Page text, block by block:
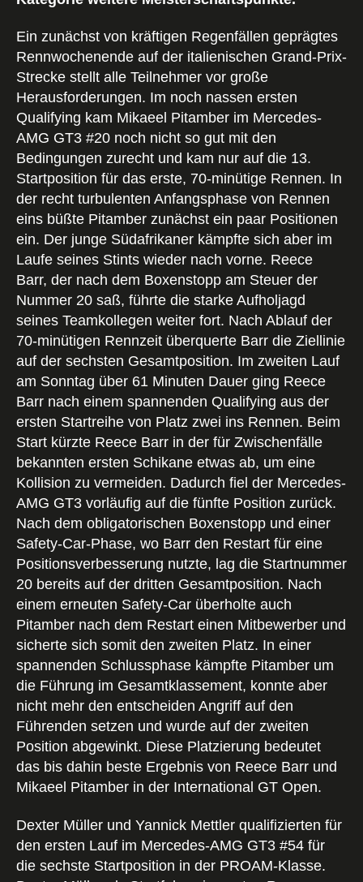
Ein zunächst von kräftigen Regenfällen geprägtes
Rennwochenende auf der italienischen Grand-Prix-
Strecke stellt alle Teilnehmer vor große
Herausforderungen. Im noch nassen ersten
Qualifying kam Mikaeel Pitamber im Mercedes-
AMG GT3 #20 noch nicht so gut mit den
Bedingungen zurecht und kam nur auf die 13.
Startposition für das erste, 70-minütige Rennen. In
der recht turbulenten Anfangsphase von Rennen
eins büßte Pitamber zunächst ein paar Positionen
ein. Der junge Südafrikaner kämpfte sich aber im
Laufe seines Stints wieder nach vorne. Reece
Barr, der nach dem Boxenstopp am Steuer der
Nummer 20 saß, führte die starke Aufholjagd
seines Teamkollegen weiter fort. Nach Ablauf der
70-minütigen Rennzeit überquerte Barr die Ziellinie
auf der sechsten Gesamtposition. Im zweiten Lauf
am Sonntag über 61 Minuten Dauer ging Reece
Barr nach einem spannenden Qualifying aus der
ersten Startreihe von Platz zwei ins Rennen. Beim
Start kürzte Reece Barr in der für Zwischenfälle
bekannten ersten Schikane etwas ab, um eine
Kollision zu vermeiden. Dadurch fiel der Mercedes-
AMG GT3 vorläufig auf die fünfte Position zurück.
Nach dem obligatorischen Boxenstopp und einer
Safety-Car-Phase, wo Barr den Restart für eine
Positionsverbesserung nutzte, lag die Startnummer
20 bereits auf der dritten Gesamtposition. Nach
einem erneuten Safety-Car überholte auch
Pitamber nach dem Restart einen Mitbewerber und
sicherte sich somit den zweiten Platz. In einer
spannenden Schlussphase kämpfte Pitamber um
die Führung im Gesamtklassement, konnte aber
nicht mehr den entscheiden Angriff auf den
Führenden setzen und wurde auf der zweiten
Position abgewinkt. Diese Platzierung bedeutet
das bis dahin beste Ergebnis von Reece Barr und
Mikaeel Pitamber in der International GT Open.
Dexter Müller und Yannick Mettler qualifizierten für
den ersten Lauf im Mercedes-AMG GT3 #54 für
die sechste Startposition in der PROAM-Klasse.